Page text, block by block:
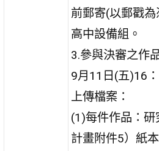
前郵寄(以郵戳
高中設備組。
3.參與決審之作
9月11日(五)16
上傳檔案：
(1)每件作品：
計畫附件5）紙